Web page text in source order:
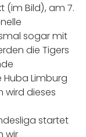
(im Bild), am 7.
sogar mit
die Tigers
Huba Limburg
wird dieses
startet
wir